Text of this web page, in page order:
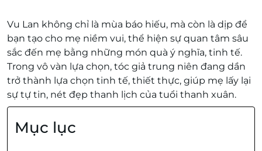
Vu Lan không chỉ là mùa báo hiếu, mà còn là dịp để
bạn tạo cho mẹ niềm vui, thể hiện sự quan tâm sâu
sắc đến mẹ bằng những món quà ý nghĩa, tinh tế.
Trong vô vàn lựa chọn, tóc giả trung niên đang dần
trở thành lựa chọn tinh tế, thiết thực, giúp mẹ lấy lại
sự tự tin, nét đẹp thanh lịch của tuổi thanh xuân.
Mục lục